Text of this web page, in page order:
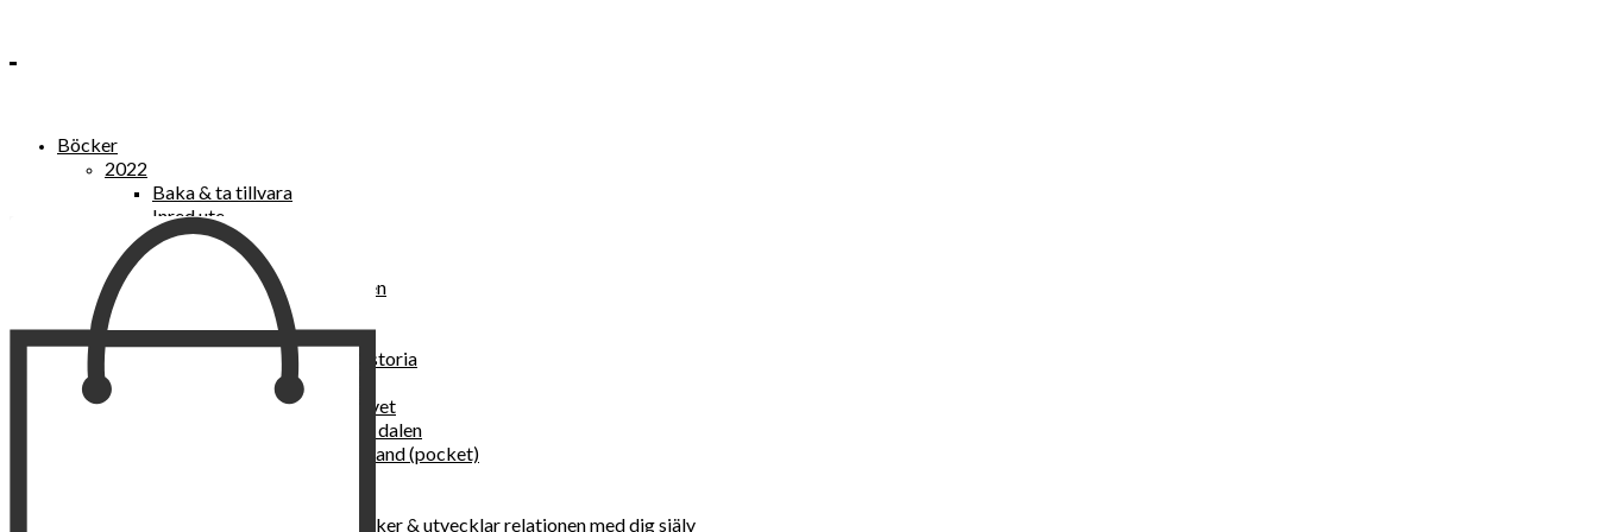
Böcker
2022
Baka & ta tillvara
Inred ute
Power Women
2021
Kvinnan som lekte med elden
“Vi vill nytt, vi begär plats”
Sånger vid avgrunden
Vattenvarelser : en kulturhistoria
Sannas fastebok
Happy skin : ung hud hela livet
Det lilla pensionatet i gröna dalen
I trygghetsnarkomanernas land (pocket)
Self Love – hur du läker, stärker & utvecklar relationen med dig själv